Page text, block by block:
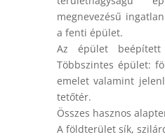
megnevezésű
a fenti épület.
Az épület
Többszintes épület:
emelet valamint
tetőtér.
Összes hasznos
A földterület sík,